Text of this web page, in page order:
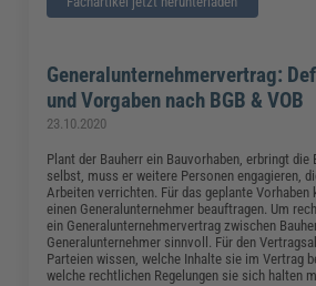
Generalunternehmervertrag:
und Vorgaben nach BGB & VOB
23.10.2020
Plant der Bauherr ein Bauvorhaben, erbringt die
selbst, muss er weitere Personen engagieren,
Arbeiten verrichten. Für das geplante Vorhaben
einen Generalunternehmer beauftragen. Um
ein Generalunternehmervertrag zwischen
Generalunternehmer sinnvoll. Für den
Parteien wissen, welche Inhalte sie im Vertrag
welche rechtlichen Regelungen sie sich halten